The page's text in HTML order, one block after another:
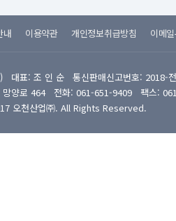
내 이용약관 개인정보취급방침 이메
대표: 조 인 순 통신판매신고번호: 2018-
망양로 464 전화: 061-651-9409 팩스:
오천산업㈜. All Rights Reserved.